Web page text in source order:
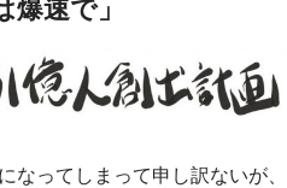
速で」
なってしまって申し訳ないが、